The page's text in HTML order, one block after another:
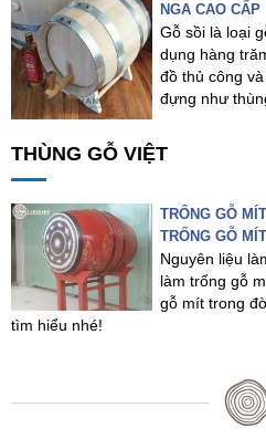
NGA CAO CẤP
Gỗ sồi là loại
dụng hàng
đồ thủ công
đựng như
THÙNG GỖ VIỆT
TRỐNG GỖ
TRỐNG GỖ MÍT
Nguyên liệu
làm trống gỗ
gỗ mít trong
tìm hiểu nhé!